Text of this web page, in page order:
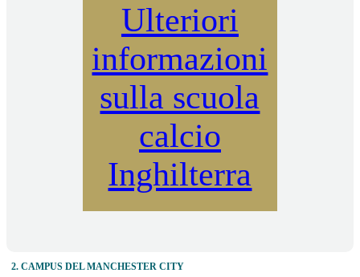
Ulteriori
informazioni
sulla scuola
calcio
Inghilterra
2. CAMPUS DEL MANCHESTER CITY